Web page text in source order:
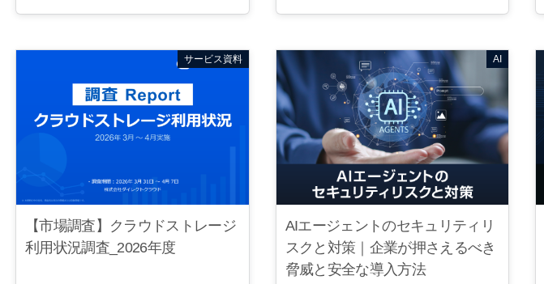
サービス資料
【市場調査】クラウドストレージ
利用状況調査_2026年度
AI
AIエージェントのセキュリティリ
スクと対策｜企業が押さえるべき
脅威と安全な導入方法